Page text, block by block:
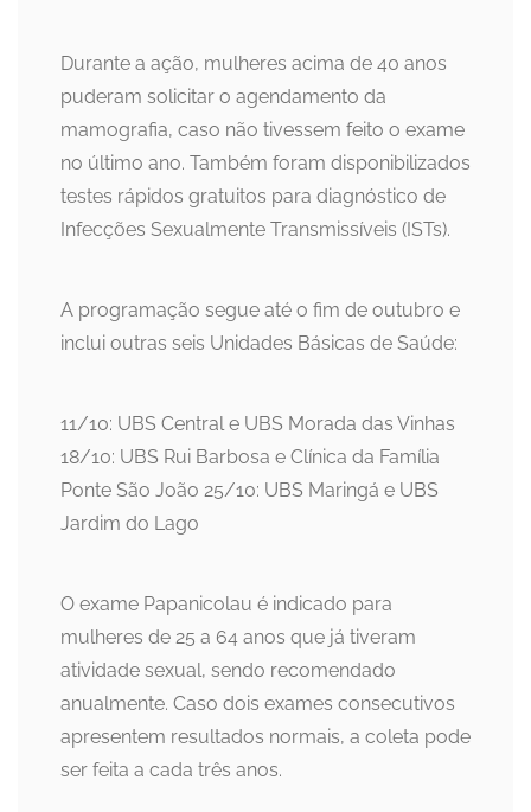
Durante a ação, mulheres acima de 40 anos
puderam solicitar o agendamento da
mamografia, caso não tivessem feito o exame
no último ano. Também foram disponibilizados
testes rápidos gratuitos para diagnóstico de
Infecções Sexualmente Transmissíveis (ISTs).
A programação segue até o fim de outubro e
inclui outras seis Unidades Básicas de Saúde:
11/10: UBS Central e UBS Morada das Vinhas
18/10: UBS Rui Barbosa e Clínica da Família
Ponte São João 25/10: UBS Maringá e UBS
Jardim do Lago
O exame Papanicolau é indicado para
mulheres de 25 a 64 anos que já tiveram
atividade sexual, sendo recomendado
anualmente. Caso dois exames consecutivos
apresentem resultados normais, a coleta pode
ser feita a cada três anos.